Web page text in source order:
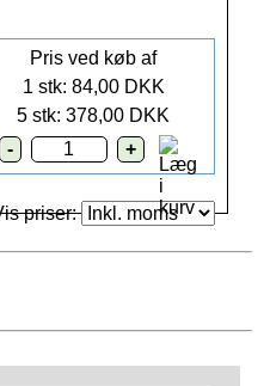
Pris ved køb af
1 stk: 84,00 DKK
5 stk: 378,00 DKK
priser: